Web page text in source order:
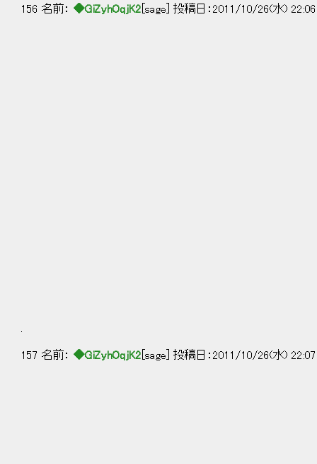
156 名前： ◆GiZyhOqjK2 [sage] 投稿日：2011/10/26(水)
157 名前： ◆GiZyhOqjK2 [sage] 投稿日：2011/10/26(水)